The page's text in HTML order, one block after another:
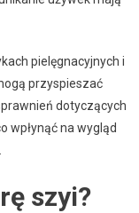
pielęgnacyjnych i
przyspieszać
dotyczących
wpłynąć na wygląd
szyi?